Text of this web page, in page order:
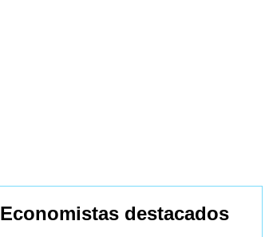
Economistas destacados